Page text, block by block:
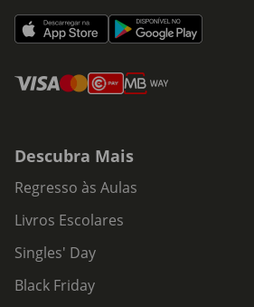
Descubra Mais
Regresso às Aulas
Livros Escolares
Singles' Day
Black Friday